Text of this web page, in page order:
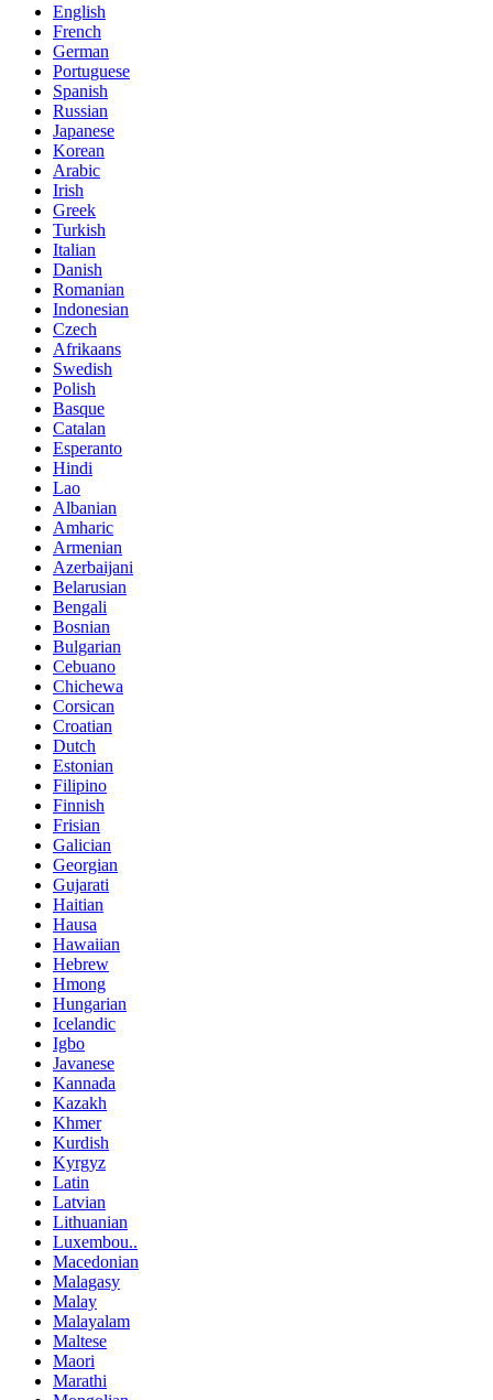
English
French
German
Portuguese
Spanish
Russian
Japanese
Korean
Arabic
Irish
Greek
Turkish
Italian
Danish
Romanian
Indonesian
Czech
Afrikaans
Swedish
Polish
Basque
Catalan
Esperanto
Hindi
Lao
Albanian
Amharic
Armenian
Azerbaijani
Belarusian
Bengali
Bosnian
Bulgarian
Cebuano
Chichewa
Corsican
Croatian
Dutch
Estonian
Filipino
Finnish
Frisian
Galician
Georgian
Gujarati
Haitian
Hausa
Hawaiian
Hebrew
Hmong
Hungarian
Icelandic
Igbo
Javanese
Kannada
Kazakh
Khmer
Kurdish
Kyrgyz
Latin
Latvian
Lithuanian
Luxembou..
Macedonian
Malagasy
Malay
Malayalam
Maltese
Maori
Marathi